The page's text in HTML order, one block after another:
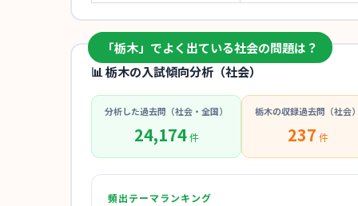
「栃木」でよく出ている社会の問題は？
📊 栃木の入試傾向分析（社会）
分析した過去問（社会・全国）
24,174件
栃木の収録過去問（社会
237 件
頻出テーマランキング